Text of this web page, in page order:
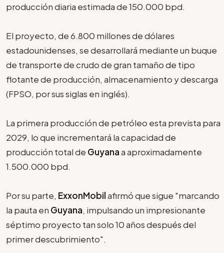
producción diaria estimada de 150.000 bpd.
El proyecto, de 6.800 millones de dólares
estadounidenses, se desarrollará mediante un buque
de transporte de crudo de gran tamaño de tipo
flotante de producción, almacenamiento y descarga
(FPSO, por sus siglas en inglés).
La primera producción de petróleo esta prevista para
2029, lo que incrementará la capacidad de
producción total de Guyanaa aproximadamente
1.500.000 bpd.
Por su parte, ExxonMobilafirmó que sigue "marcando
la pauta en Guyana, impulsando un impresionante
séptimo proyecto tan solo 10 años después del
primer descubrimiento".